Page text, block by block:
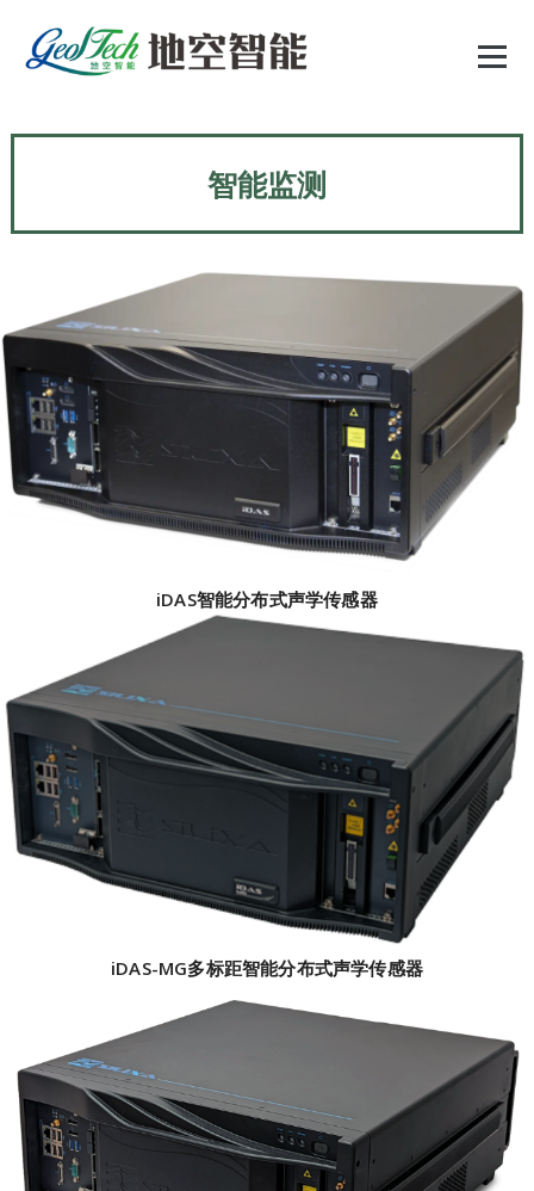
智能监测
iDAS智能分布式声学传感器
iDAS-MG多标距智能分布式声学传感器